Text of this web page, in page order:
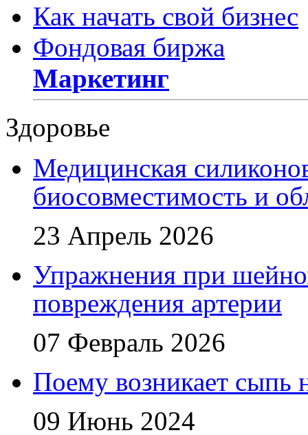
Как начать свой бизнес
Фондовая биржа
Маркетинг
Здоровье
Медицинская
биосовместимость и
23 Апрель 2026
Упражнения при
повреждения артерии
07 Февраль 2026
Поему возникает сыпь
09 Июнь 2024